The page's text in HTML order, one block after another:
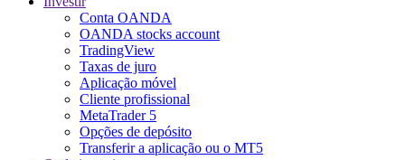
Conta OANDA
OANDA stocks account
TradingView
Taxas de juro
Aplicação móvel
Cliente profissional
MetaTrader 5
Opções de depósito
Transferir a aplicação ou o MT5